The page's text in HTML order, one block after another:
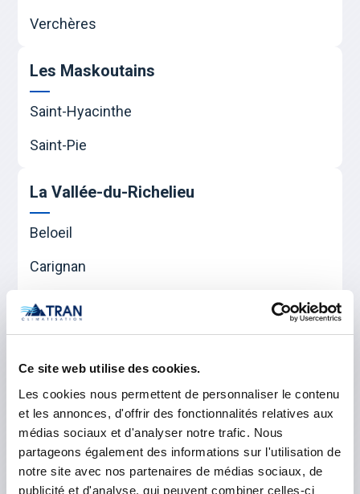
Ce site web utilise des cookies.
Les cookies nous permettent de personnaliser le contenu
et les annonces, d'offrir des fonctionnalités relatives aux
médias sociaux et d'analyser notre trafic. Nous
partageons également des informations sur l'utilisation de
notre site avec nos partenaires de médias sociaux, de
publicité et d'analyse, qui peuvent combiner celles-ci
Verchères
Les Maskoutains
Saint-Hyacinthe
Saint-Pie
La Vallée-du-Richelieu
Beloeil
Carignan
Chambly
McMasterville
Mont-Saint-Hilaire
Otterburn Park
Saint-Basile-le-Grand